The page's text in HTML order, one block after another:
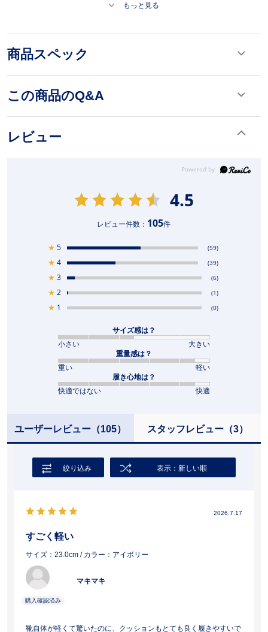
もっと見る
商品スペック
この商品のQ&A
レビュー
4.5
レビュー件数： 105件
★ 5 (59)
★ 4 (39)
★ 3 (6)
★ 2 (1)
★ 1 (0)
サイズ感は？
小さい
大きい
重量感は？
重い
軽い
履き心地は？
快適ではない
快適
ユーザーレビュー （105） スタッフレビュー（3）
絞り込み 表示：新しい順
2026.7.17
すごく軽い
サイズ：23.0cm / カラー：アイボリー
マキマキ
靴自体が軽くて驚いたのに、クッションもとても良く履きやすいで